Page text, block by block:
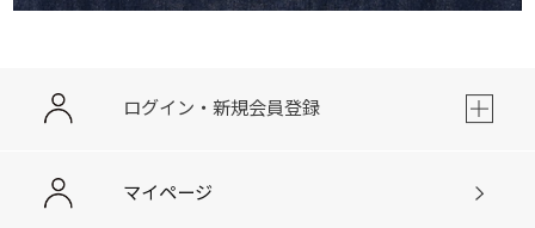
ログイン・新規会員登録
マイページ